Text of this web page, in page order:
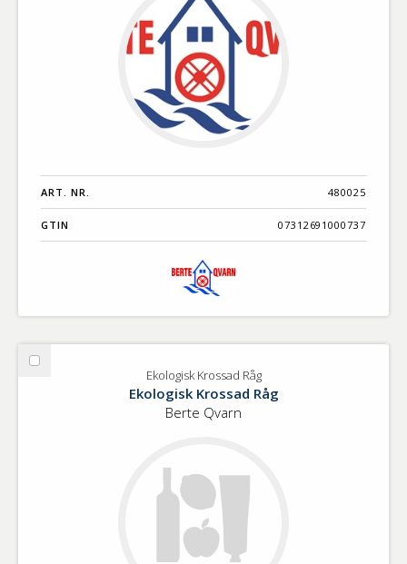
ART. NR. 480025
GTIN 07312691000737
Välj
Ekologisk Krossad Råg
Ekologisk Krossad Råg
Berte Qvarn